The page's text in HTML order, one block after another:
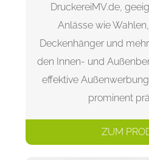
DruckereiMV.de,
Anlässe wie
Deckenhänger und
den Innen- und
effektive
prominent
ZUM